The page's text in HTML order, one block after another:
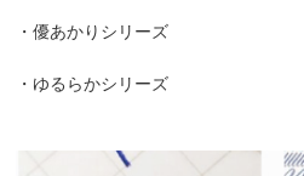
・優あかりシリーズ
・ゆるらかシリーズ